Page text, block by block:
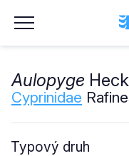
Aulopyge
Cyprinidae
Typový druh